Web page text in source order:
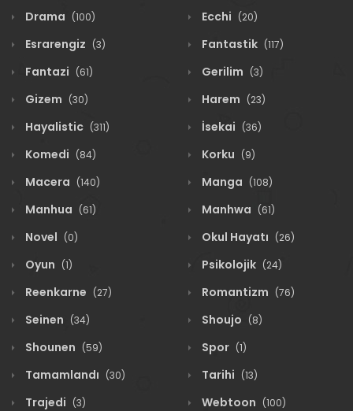
Drama (100) Ecchi (20)
Esrarengiz (3) Fantastik (117)
Fantazi (61) Gerilim (3)
Gizem (30) Harem (23)
Hayalistic (311) İsekai (36)
Komedi (84) Korku (9)
Macera (140) Manga (108)
Manhua (61) Manhwa (61)
Novel (0) Okul Hayatı (26)
Oyun (1) Psikolojik (24)
Reenkarne (27) Romantizm (76)
Seinen (34) Shoujo (8)
Shounen (59) Spor (1)
Tamamlandı (30) Tarihi (13)
Trajedi (3) Webtoon (100)